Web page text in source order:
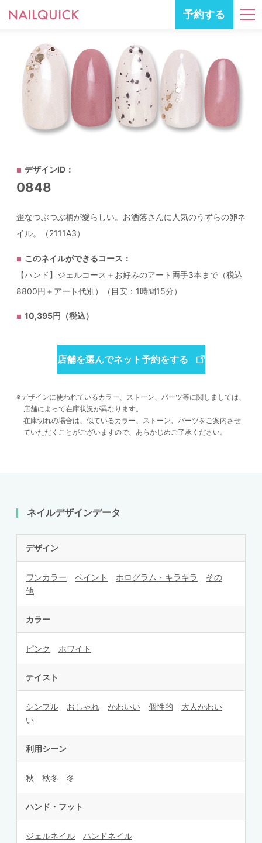
予約する
デザインID：
0848
歪なつぶつぶ柄が愛らしい。お洒落さんに人気のうずらの卵ネ
イル。（2111A3）
このネイルができるコース：
【ハンド】ジェルコース＋お好みのアート両手3本まで（税込
8800円＋アート代別）（目安：1時間15分）
10,395円（税込）
店舗を選んでネット予約をする
デザインに使われているカラー、ストーン、パーツ等に関しましては、
店舗によって在庫状況が異なります。
在庫切れの場合は、似ているカラー、ストーン、パーツをご案内させ
ていただくことがございますので、あらかじめご了承ください。
ネイルデザインデータ
デザイン
ワンカラー ペイント ホログラム・キラキラ
その
他
カラー
ピンク ホワイト
テイスト
シンプル おしゃれ かわいい 個性的
大人かわい
い
利用シーン
秋 秋冬 冬
ハンド・フット
ジェルネイル ハンドネイル